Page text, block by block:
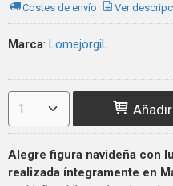
Costes de envío Ver
Marca: LomejorgiL
Alegre figura navideña con
realizada íntegramente en